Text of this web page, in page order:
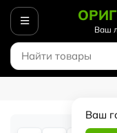
Ваш
Ваш